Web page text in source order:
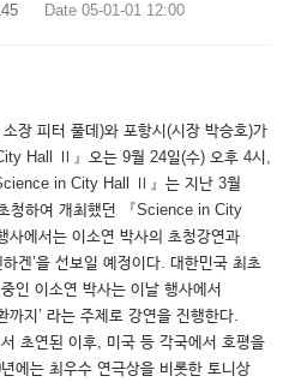
Date 05-01-01 12:00
장 피터 풀데)와 포항시(시장 박승호)가
Hall Ⅱ』오는 9월 24일(수) 오후 4시,
in City Hall Ⅱ』는 지난 3월
청하여 개최했던 『Science in City
에서는 이소연 박사의 초청강연과
겐’을 선보일 예정이다. 대한민국 최초
인 이소연 박사는 이날 행사에서
까지’ 라는 주제로 강연을 진행한다.
초연된 이후, 미국 등 각국에서 호평을
에는 최우수 연극상을 비롯한 토니상